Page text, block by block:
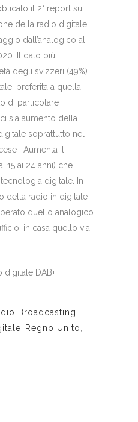
il 2° report sui
della radio digitale
dall’analogico al
Il dato più
degli svizzeri (49%)
preferita a quella
di particolare
sia aumento della
soprattutto nel
. Aumenta il
15 ai 24 anni) che
digitale. In
della radio in digitale
quello analogico
in casa quello via
digitale DAB+!
Broadcasting
Regno Unito